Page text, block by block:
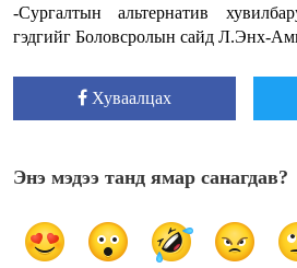
-Сургалтын альтернатив
гэдгийг Боловсролын сайд Л.Энх-
Хуваалцах
Энэ мэдээ танд ямар санагдав?